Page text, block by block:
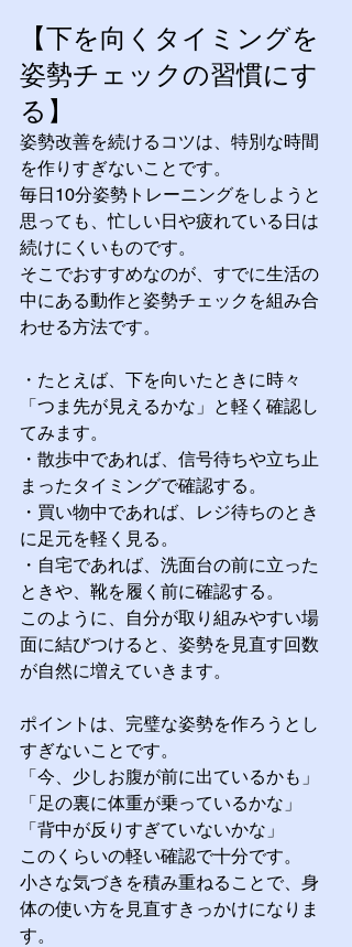
【下を向くタイミングを
姿勢チェックの習慣にす
る】
姿勢改善を続けるコツは、特別な時間
を作りすぎないことです。
毎日10分姿勢トレーニングをしようと
思っても、忙しい日や疲れている日は
続けにくいものです。
そこでおすすめなのが、すでに生活の
中にある動作と姿勢チェックを組み合
わせる方法です。
・たとえば、下を向いたときに時々
「つま先が見えるかな」と軽く確認し
てみます。
・散歩中であれば、信号待ちや立ち止
まったタイミングで確認する。
・買い物中であれば、レジ待ちのとき
に足元を軽く見る。
・自宅であれば、洗面台の前に立った
ときや、靴を履く前に確認する。
このように、自分が取り組みやすい場
面に結びつけると、姿勢を見直す回数
が自然に増えていきます。
ポイントは、完璧な姿勢を作ろうとし
すぎないことです。
「今、少しお腹が前に出ているかも」
「足の裏に体重が乗っているかな」
「背中が反りすぎていないかな」
このくらいの軽い確認で十分です。
小さな気づきを積み重ねることで、身
体の使い方を見直すきっかけになりま
す。